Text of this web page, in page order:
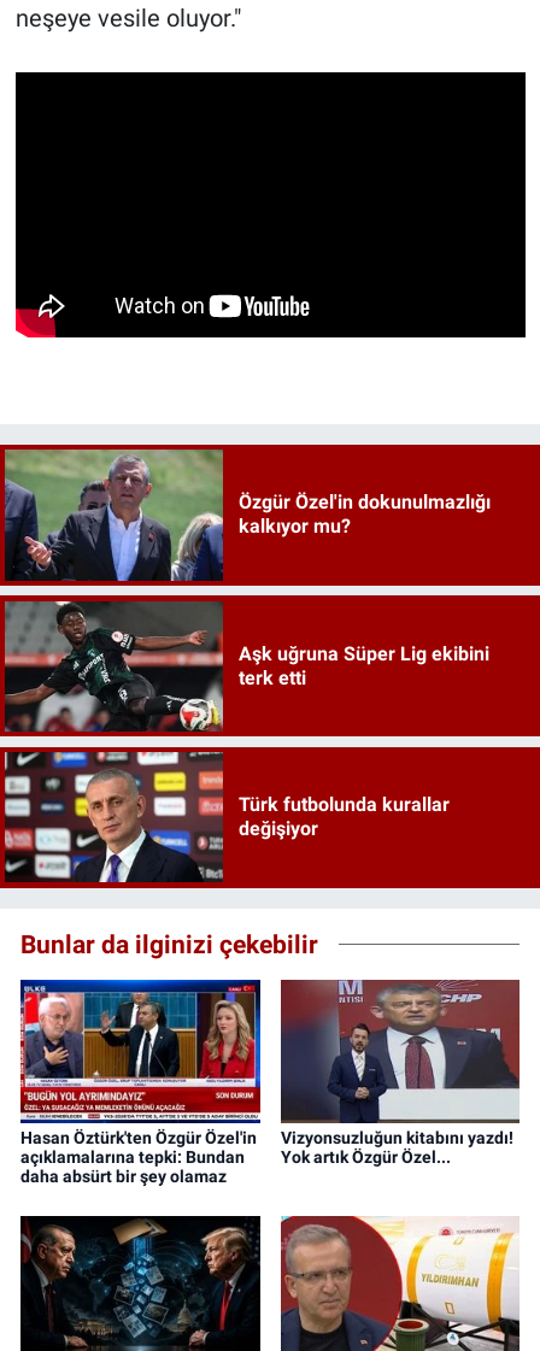
neşeye vesile oluyor."
Özgür Özel'in dokunulmazlığı
kalkıyor mu?
Aşk uğruna Süper Lig ekibini
terk etti
Türk futbolunda kurallar
değişiyor
Bunlar da ilginizi çekebilir
Hasan Öztürk'ten Özgür Özel'in
açıklamalarına tepki: Bundan
daha absürt bir şey olamaz
Vizyonsuzluğun kitabını yazdı!
Yok artık Özgür Özel...